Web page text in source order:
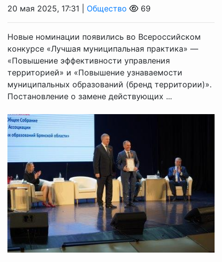
20 мая 2025, 17:31 | Общество 69
Новые номинации появились во Всероссийском
конкурсе «Лучшая муниципальная практика» —
«Повышение эффективности управления
территорией» и «Повышение узнаваемости
муниципальных образований (бренд территории)».
Постановление о замене действующих ...